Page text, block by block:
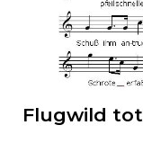
Flugwild tot